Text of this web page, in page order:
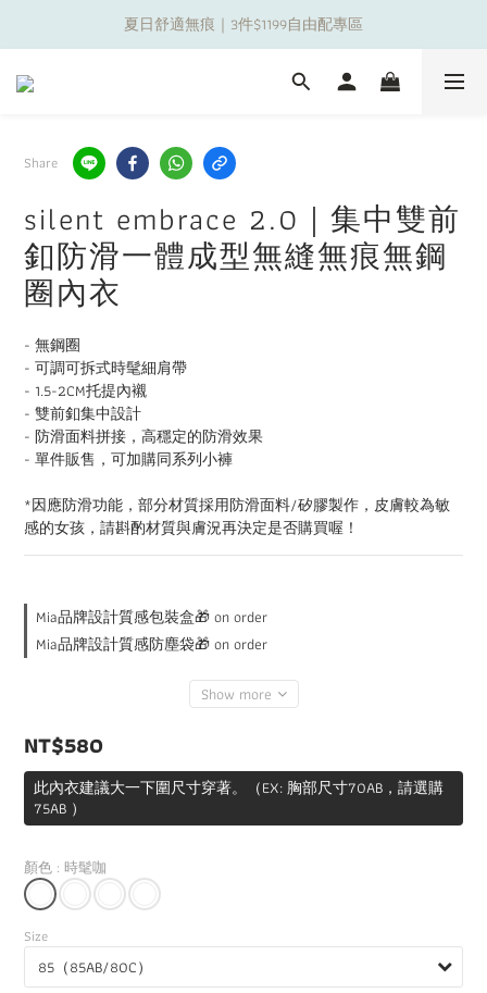
夏日舒適無痕｜3件$1199自由配專區
夏日舒適無痕｜3件$1199自由配專區
新朋友限定✨加入官方LINE領$50購物金
Share
silent embrace 2.0｜集中雙前
釦防滑一體成型無縫無痕無鋼
圈內衣
- 無鋼圈
- 可調可拆式時髦細肩帶
- 1.5-2CM托提內襯
- 雙前釦集中設計
- 防滑面料拼接，高穩定的防滑效果
- 單件販售，可加購同系列小褲
*因應防滑功能，部分材質採用防滑面料/矽膠製作，皮膚較為敏
感的女孩，請斟酌材質與膚況再決定是否購買喔！
Mia品牌設計質感包裝盒🎁 on order
Mia品牌設計質感防塵袋🎁 on order
Show more
NT$580
此內衣建議大一下圍尺寸穿著。（EX: 胸部尺寸70AB，請選購
75AB ）
顏色 : 時髦咖
Size